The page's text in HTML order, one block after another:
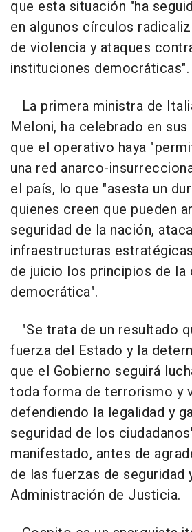
que esta situación "ha
en algunos círculos
de violencia y ataques
instituciones democráticas".
La primera ministra de
Meloni, ha celebrado en
que el operativo haya
una red anarco-
el país, lo que "asesta un
quienes creen que pueden
seguridad de la nación,
infraestructuras
de juicio los principios de la
democrática".
"Se trata de un resultado
fuerza del Estado y la
que el Gobierno seguirá
toda forma de terrorismo y
defendiendo la legalidad y
seguridad de los
manifestado, antes de
de las fuerzas de seguridad
Administración de Justicia.